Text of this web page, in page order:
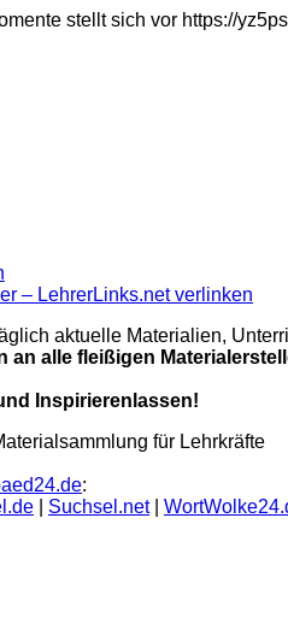
stellt sich vor
– LehrerLinks.net verlinken
aktuelle Materialien,
an alle fleißigen
Inspirierenlassen!
für Lehrkräfte
:
Suchsel.net|